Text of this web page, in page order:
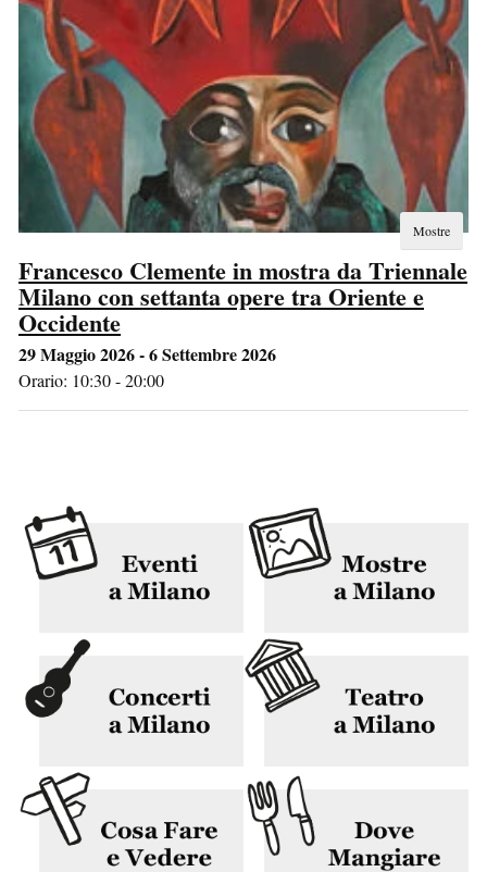
Mostre
Francesco Clemente in mostra da Triennale
Milano con settanta opere tra Oriente e
Occidente
29 Maggio 2026 - 6 Settembre 2026
Orario: 10:30 - 20:00